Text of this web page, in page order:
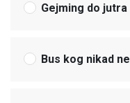
Gejming do jutra
Bus kog nikad